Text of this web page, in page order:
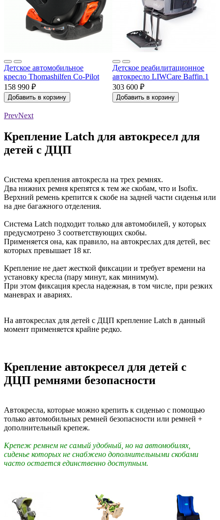
Детское автомобильное
кресло Thomashilfen Co-Pilot
158 990 ₽
Добавить в корзину
Детское реабилитационное
автокресло LIWCare Baffin.1
303 600 ₽
Добавить в корзину
PrevNext
Крепление Latch для автокресел для
детей с ДЦП
Система крепления автокресла на трех ремнях.
Два нижних ремня крепятся к тем же скобам, что и Isofix.
Верхний ремень крепится к скобе на задней части сиденья или
на дне багажного отделения.
Система Latch подходит только для автомобилей, у которых
предусмотрено 3 соответствующих скобы.
Применяется она, как правило, на автокреслах для детей, вес
которых превышает 18 кг.
Крепление не дает жесткой фиксации и требует времени на
установку кресла (пару минут, как минимум).
При этом фиксация кресла надежная, в том числе, при резких
маневрах и авариях.
На автокреслах для детей с ДЦП крепление Latch в данный
момент применяется крайне редко.
Крепление автокресел для детей с
ДЦП ремнями безопасности
Автокресла, которые можно крепить к сиденью с помощью
только автомобильных ремней безопасности или ремней +
дополнительный крепеж.
Крепеж ремнем не самый удобный, но на автомобилях,
сиденье которых не снабжено дополнительными скобами
часто остается единственно доступным.